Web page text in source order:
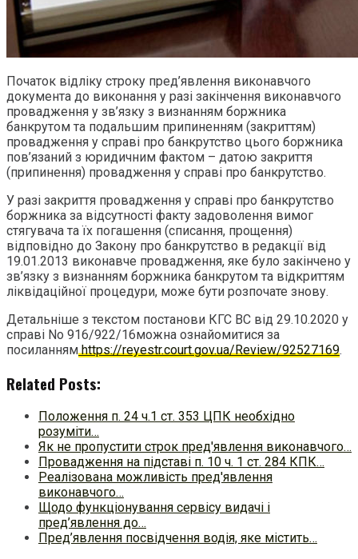
Початок відліку строку пред’явлення виконавчого
документа до виконання у разі закінчення виконавчого
провадження у зв’язку з визнанням боржника
банкрутом та подальшим припиненням (закриттям)
провадження у справі про банкрутство цього боржника
пов’язаний з юридичним фактом – датою закриття
(припинення) провадження у справі про банкрутство.
У разі закриття провадження у справі про банкрутство
боржника за відсутності факту задоволення вимог
стягувача та їх погашення (списання, прощення)
відповідно до Закону про банкрутство в редакції від
19.01.2013 виконавче провадження, яке було закінчено у
зв’язку з визнанням боржника банкрутом та відкриттям
ліквідаційної процедури, може бути розпочате знову.
Детальніше з текстом постанови КГС ВС від 29.10.2020 у
справі No 916/922/16можна ознайомитися за
посиланнямhttps://reyestr.court.gov.ua/Review/92527169.
Related Posts:
Положення п. 24 ч.1 ст. 353 ЦПК необхідно
розуміти…
Як не пропустити строк пред'явлення виконавчого…
Провадження на підставі п. 10 ч. 1 ст. 284 КПК…
Реалізована можливість пред'явлення
виконавчого…
Щодо функціонування сервісу видачі і
пред’явлення до…
Пред’явлення посвідчення водія, яке містить…